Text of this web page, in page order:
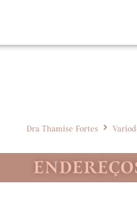
Dra Thamise Fortes